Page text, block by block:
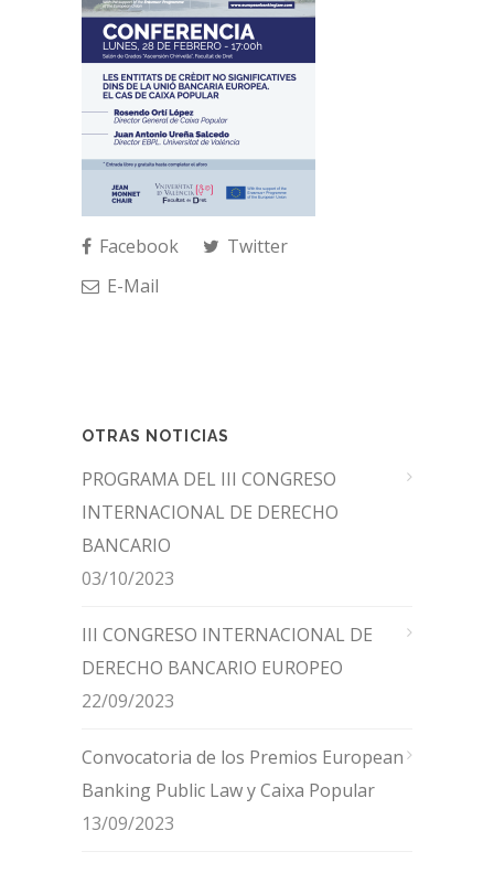
Facebook
Twitter
E-Mail
OTRAS NOTICIAS
PROGRAMA DEL III CONGRESO
INTERNACIONAL DE DERECHO
BANCARIO
03/10/2023
III CONGRESO INTERNACIONAL DE
DERECHO BANCARIO EUROPEO
22/09/2023
Convocatoria de los Premios European
Banking Public Law y Caixa Popular
13/09/2023